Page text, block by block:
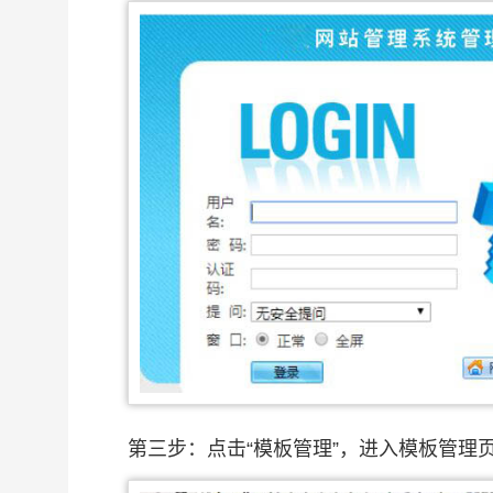
第三步：点击“模板管理”，进入模板管理